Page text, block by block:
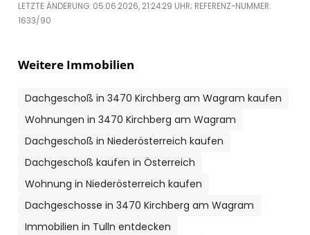
LETZTE ÄNDERUNG: 05.06.2026, 21:24:29 UHR; REFERENZ-NUMMER:
1633/90
Weitere Immobilien
Dachgeschoß in 3470 Kirchberg am Wagram kaufen
Wohnungen in 3470 Kirchberg am Wagram
Dachgeschoß in Niederösterreich kaufen
Dachgeschoß kaufen in Österreich
Wohnung in Niederösterreich kaufen
Dachgeschosse in 3470 Kirchberg am Wagram
Immobilien in Tulln entdecken